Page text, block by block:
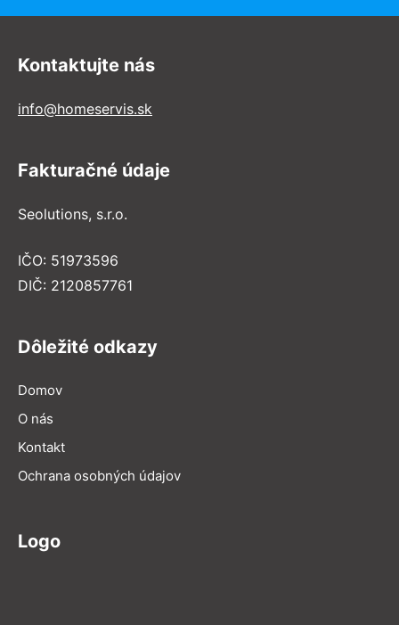
Kontaktujte nás
info@homeservis.sk
Fakturačné údaje
Seolutions, s.r.o.
IČO: 51973596
DIČ: 2120857761
Dôležité odkazy
Domov
O nás
Kontakt
Ochrana osobných údajov
Logo